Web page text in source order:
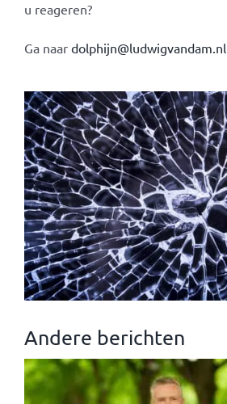
u reageren?
Ga naar dolphijn@ludwigvandam.nl
Andere berichten